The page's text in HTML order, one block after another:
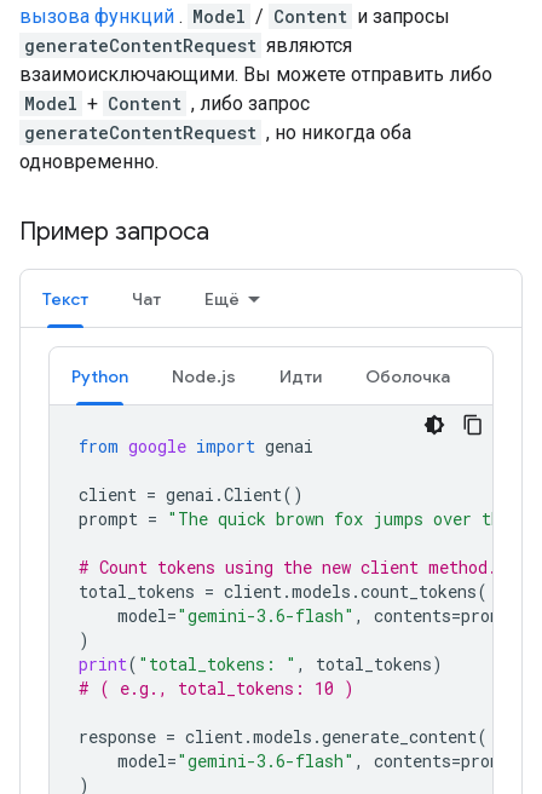
вызова функций . Model / Content и запросы
generateContentRequest являются
взаимоисключающими. Вы можете отправить либо
Model + Content , либо запрос
generateContentRequest , но никогда оба
одновременно.
Пример запроса
Текст Чат Ещё
Python Node.js Идти Оболочка
from google import genai
client = genai .Client()
prompt = "The quick brown fox jumps over the
# Count tokens using the new client method.
total_tokens = client.models .count_tokens(
model="gemini-3.6-flash" , contents=prompt
)
print( "total_tokens: " , total_tokens)
# ( e.g., total_tokens: 10 )
response = client.models .generate_content(
model="gemini-3.6-flash" , contents=prompt
)